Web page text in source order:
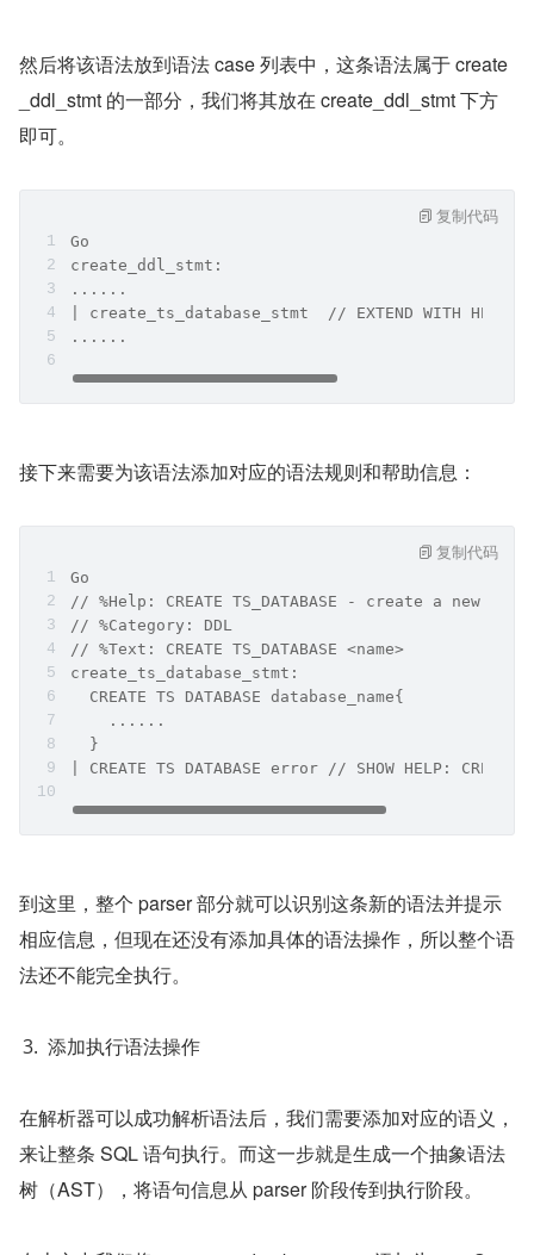
然后将该语法放到语法 case 列表中，这条语法属于 create
_ddl_stmt 的一部分，我们将其放在 create_ddl_stmt 下方
即可。
Go
create_ddl_stmt:
......
| create_ts_database_stmt  // EXTEND WITH HELP:
......
复制代码
接下来需要为该语法添加对应的语法规则和帮助信息：
Go
// %Help: CREATE TS_DATABASE - create a new ts
// %Category: DDL
// %Text: CREATE TS_DATABASE <name>
create_ts_database_stmt:
  CREATE TS DATABASE database_name{
    ......
  }
| CREATE TS DATABASE error // SHOW HELP: CREATE
复制代码
到这里，整个 parser 部分就可以识别这条新的语法并提示
相应信息，但现在还没有添加具体的语法操作，所以整个语
法还不能完全执行。
添加执行语法操作
在解析器可以成功解析语法后，我们需要添加对应的语义，
来让整条 SQL 语句执行。而这一步就是生成一个抽象语法
树（AST），将语句信息从 parser 阶段传到执行阶段。